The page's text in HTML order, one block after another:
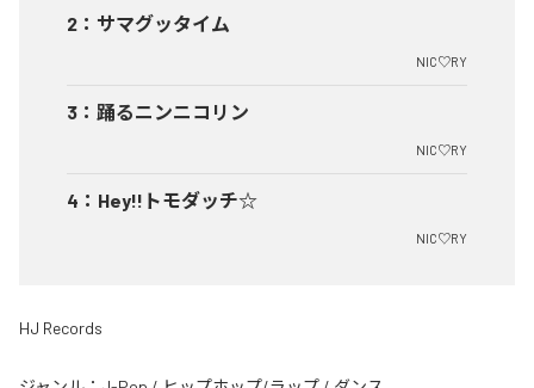
2 ： サマグッタイム
NIC♡RY
3 ： 踊るニンニコリン
NIC♡RY
4 ： Hey!!トモダッチ☆
NIC♡RY
HJ Records